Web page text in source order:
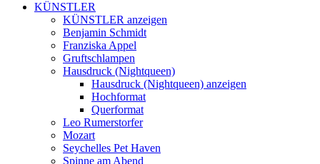
KÜNSTLER
KÜNSTLER anzeigen
Benjamin Schmidt
Franziska Appel
Gruftschlampen
Hausdruck (Nightqueen)
Hausdruck (Nightqueen) anzeigen
Hochformat
Querformat
Leo Rumerstorfer
Mozart
Seychelles Pet Haven
Spinne am Abend